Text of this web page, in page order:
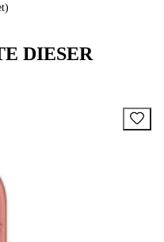
DIESER